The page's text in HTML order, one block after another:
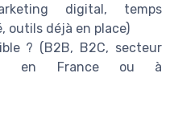
digital, temps
outils déjà en place)
? (B2B, B2C, secteur
en France ou à